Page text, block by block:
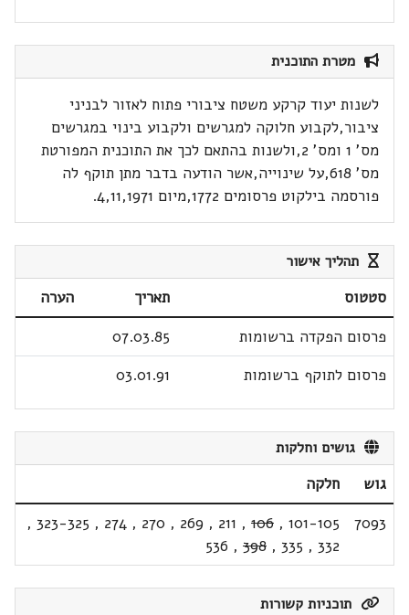
מטרת התוכנית
לשנות יעוד קרקע משטח ציבורי פתוח לאזור לבניני
ציבור,לקבוע חלוקה למגרשים ולקבוע בינוי במגרשים
מס' 1 ומס' 2,ולשנות בהתאם לכך את התוכנית המפורטת
מס' 618,על שינוייה,אשר הודעה בדבר מתן תוקף לה
פורסמה בילקוט פרסומים 1772,מיום 4,11,1971.
תהליך אישור
סטטוס תאריך
הערה
פרסום הפקדה ברשומות
07.03.85
פרסום לתוקף ברשומות
03.01.91
גושים וחלקות
גוש
חלקה
7093
101-105
,
106
,
211
,
269
,
270
,
274
,
323-325
,
332
,
335
,
398
,
536
תוכניות קשורות